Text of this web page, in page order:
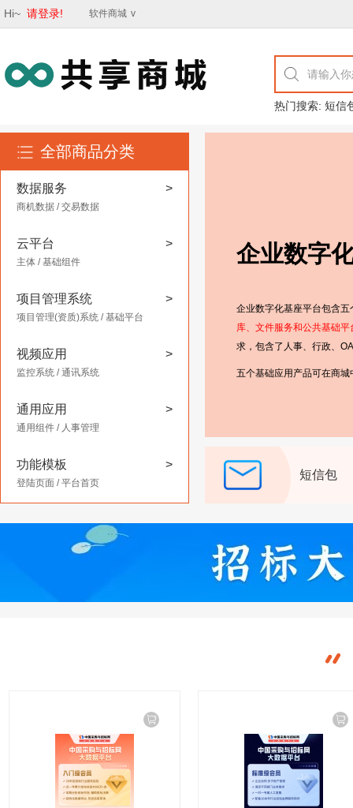
Hi~ 请登录! 软件商城 v
热门搜索: 短信
全部商品分类
数据服务 >
商机数据 /交易数据
云平台 >
主体 /基础组件
项目管理系统 >
项目管理(资质)系统 /基础平台
视频应用 >
监控系统 /通讯系统
通用应用 >
通用组件 / 人事管理
功能模板 >
登陆页面 /平台首页
低代码研
低代码研发平台包括研发平
复杂应用程序开发，有利
具有很好的通用性和便捷性
三个研发产品可在商城中分
短信包